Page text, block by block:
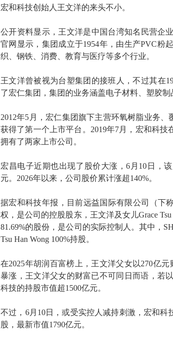
宏和科技创始人王文洋的来头不小。
公开资料显示，王文洋是中国台湾知名民营企
官网显示，集团成立于1954年，由生产PVC粉
织、钢铁、消费、教育与医疗等多个行业。
王文洋曾被视为台塑集团的接班人，不过其在
了宏仁集团，集团的业务涵盖电子材料、塑胶制
2012年5月，宏仁集团旗下主营环氧树脂业务
获得了第一个上市平台。2019年7月，宏和科技
拥有了两家上市公司。
宏昌电子近期也出现了股价大涨，6月10日，
元。2026年以来，公司股价累计涨超140%。
据宏和科技年报，目前远益国际有限公司（下
权，是公司的控股股东，王文洋及女儿Grace
81.69%的股份，是公司的实际控制人。其中，
Tsu Han Wong 100%持股。
在2025年胡润百富榜上，王文洋父女以270亿
暴涨，王文洋父女的财富已不可同日而语，若
科技的持股市值超1500亿元。
不过，6月10日，或受实控人减持刺激，宏和科
股，最新市值1790亿元。